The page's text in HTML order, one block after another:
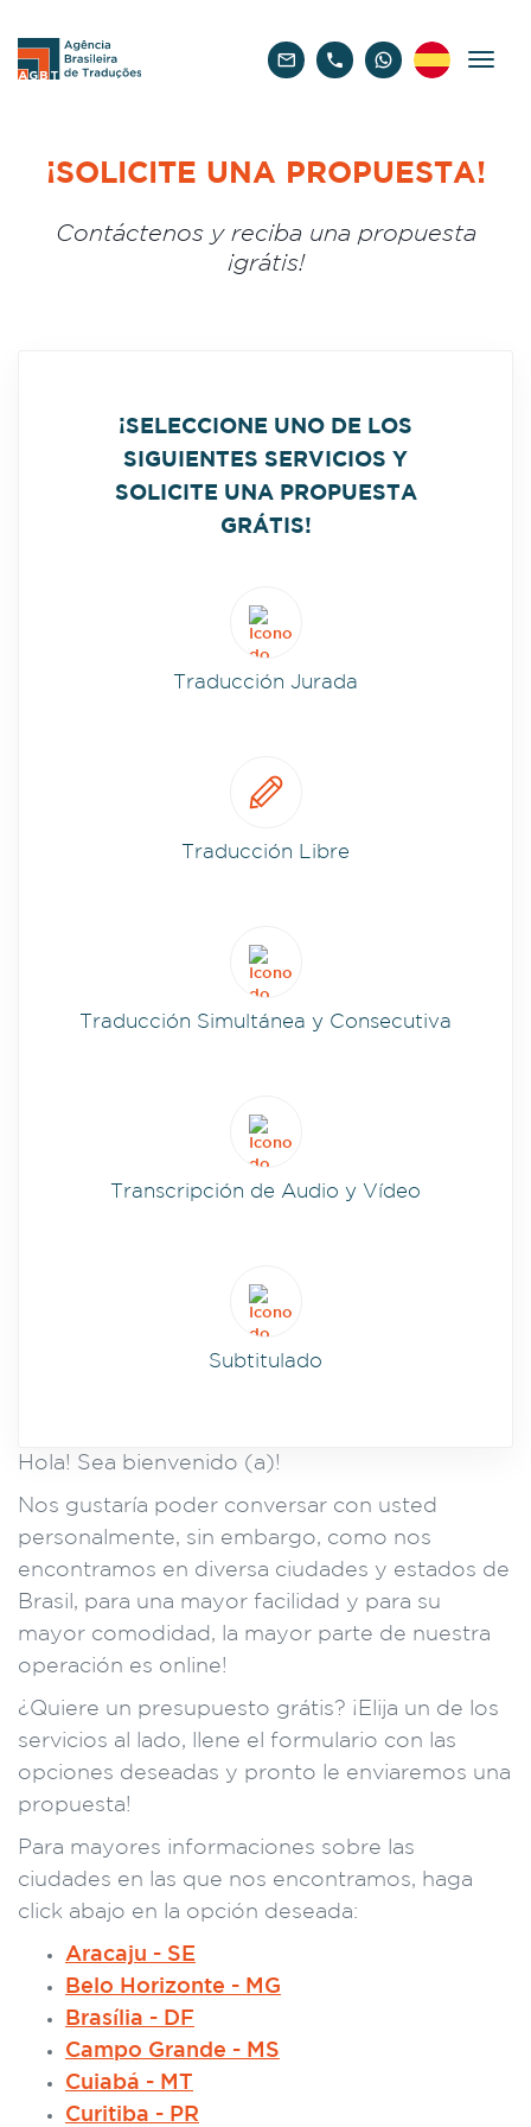
¡SOLICITE UNA PROPUESTA!
Contáctenos y reciba una propuesta
¡grátis!
¡SELECCIONE UNO DE LOS
SIGUIENTES SERVICIOS Y
SOLICITE UNA PROPUESTA
GRÁTIS!
Traducción Jurada
Traducción Libre
Traducción Simultánea y Consecutiva
Transcripción de Audio y Vídeo
Subtitulado
Hola! Sea bienvenido (a)!
Nos gustaría poder conversar con usted
personalmente, sin embargo, como nos
encontramos en diversa ciudades y estados de
Brasil, para una mayor facilidad y para su
mayor comodidad, la mayor parte de nuestra
operación es online!
¿Quiere un presupuesto grátis? ¡Elija un de los
servicios al lado, llene el formulario con las
opciones deseadas y pronto le enviaremos una
propuesta!
Para mayores informaciones sobre las
ciudades en las que nos encontramos, haga
click abajo en la opción deseada:
Aracaju - SE
Belo Horizonte - MG
Brasília - DF
Campo Grande - MS
Cuiabá - MT
Curitiba - PR